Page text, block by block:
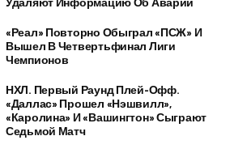
«Реал» Повторно Обыграл «ПСЖ» И
Вышел В Четвертьфинал Лиги
Чемпионов
НХЛ. Первый Раунд Плей-Офф.
«Даллас» Прошел «Нэшвилл»,
«Каролина» И «Вашингтон» Сыграют
Седьмой Матч